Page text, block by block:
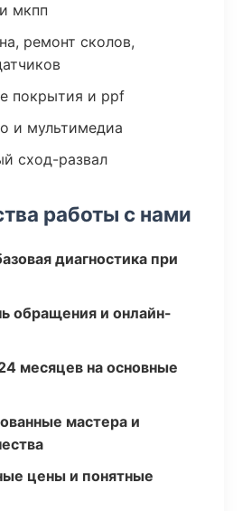
мкпп
ремонт сколов,
покрытия и ppf
и мультимедиа
сход-развал
работы с нами
диагностика при
обращения и онлайн-
месяцев на основные
мастера и
цены и понятные